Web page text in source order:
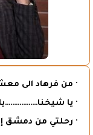
· من فرهاد الى
· يا
· رحلتي من دمشق